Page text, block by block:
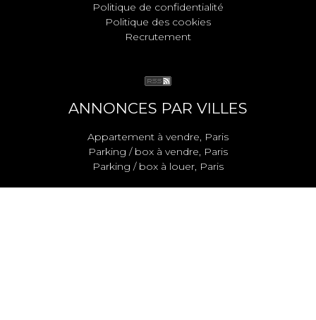
Politique de confidentialité
Politique des cookies
Recrutement
ANNONCES PAR VILLES
Appartement à vendre, Paris
Parking / box à vendre, Paris
Parking / box à louer, Paris